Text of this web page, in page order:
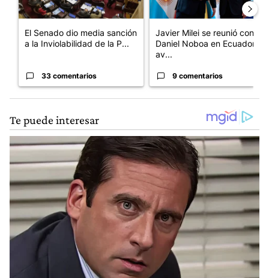
El Senado dio media sanción
a la Inviolabilidad de la P...
33 comentarios
Javier Milei se reunió con
Daniel Noboa en Ecuador y
av...
9 comentarios